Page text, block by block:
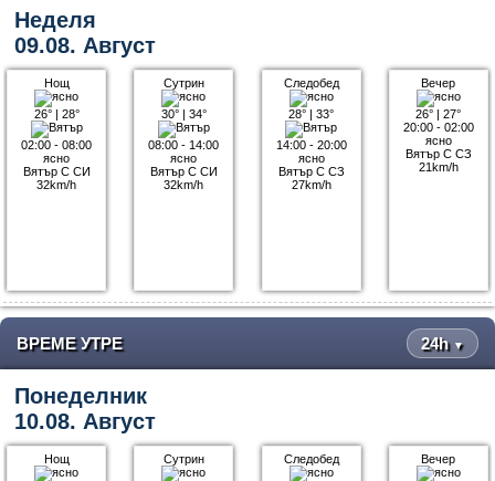
Неделя
09.08. Август
Нощ
26°| 28°
02:00 - 08:00
ясно
Вятър С СИ
32km/h
Сутрин
30°| 34°
08:00 - 14:00
ясно
Вятър С СИ
32km/h
Следобед
28° |33°
14:00 - 20:00
ясно
Вятър С СЗ
27km/h
Вечер
26° |27°
20:00 - 02:00
ясно
Вятър С СЗ
21km/h
ВРЕМЕ УТРЕ 24h ▼
Понеделник
10.08. Август
Нощ Сутрин Следобед Вечер